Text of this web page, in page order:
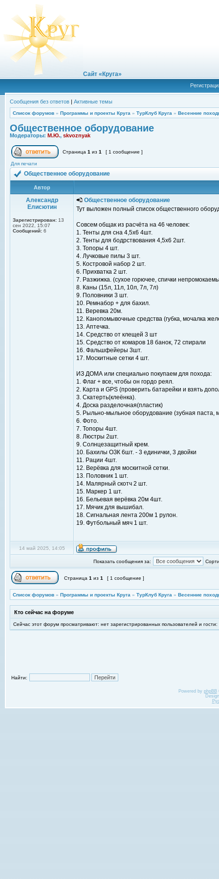
Сайт «Круга»
Сообщения без ответов | Активные темы
Список форумов » Программы и проекты Круга » ТурКлуб Круга » Весенние
Общественное оборудование
Модераторы: М.Ю., skvoznyak
Страница 1 из 1 [ 1 сообщение ]
Для печати
Общественное оборудование
Автор
Александр
Елисютин
Зарегистрирован: 13
сен 2022, 15:07
Сообщений: 6
Общественное оборудование
Тут выложен полный список общественного
Совсем общак из расчёта на 46 человек:
1. Тенты для сна 4,5x6 4шт.
2. Тенты для бодрствования 4,5х6 2шт.
3. Топоры 4 шт.
4. Лучковые пилы 3 шт.
5. Костровой набор 2 шт.
6. Прихватка 2 шт.
7. Разжижка. (сухое горючее, спички
8. Каны (15л, 11л, 10л, 7л, 7л)
9. Половники 3 шт.
10. Ремнабор + для бахил.
11. Веревка 20м.
12. Канопомывочные средства (губка, мочалка
13. Аптечка.
14. Средство от клещей 3 шт
15. Средство от комаров 18 банок, 72 спирали
16. Фальшфейеры 3шт.
17. Москитные сетки 4 шт.
ИЗ ДОМА или специально покупаем для похода:
1. Флаг + все, чтобы он гордо реял.
2. Карта и GPS (проверить батарейки и взять
3. Скатерть(клеёнка).
4. Доска разделочная(пластик)
5. Рыльно-мыльное оборудование (зубная паста,
6. Фото.
7. Топоры 4шт.
8. Люстры 2шт.
9. Солнцезащитный крем.
10. Бахилы ОЗК 6шт. - 3 единички, 3 двойки
11. Рации 4шт.
12. Верёвка для москитной сетки.
13. Половник 1 шт.
14. Малярный скотч 2 шт.
15. Маркер 1 шт.
16. Бельевая верёвка 20м 4шт.
17. Мячик для вышибал.
18. Сигнальная лента 200м 1 рулон.
19. Футбольный мяч 1 шт.
14 май 2025, 14:05
Показать сообщения за:
Страница 1 из 1 [ 1 сообщение ]
Список форумов » Программы и проекты Круга » ТурКлуб Круга » Весенние
Кто сейчас на форуме
Сейчас этот форум просматривают: нет зарегистрированных пользователей и гости:
Найти:
Powered by phpBB